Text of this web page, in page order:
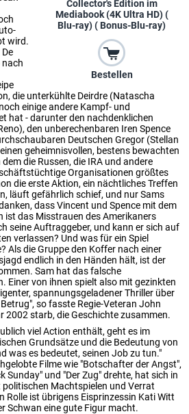
Collector's Edition im
Mediabook (4K Ultra HD) (
Blu-ray) ( Bonus-Blu-ray)
Bestellen
wird.
die unterkühlte Deirdre (Natascha
einige andere Kampf- und
hat - darunter den nachdenklichen
den unberechenbaren Iren Spence
Deutschen Gregor (Stellan
geheimnisvollen, bestens bewachten
die Russen, die IRA und andere
Organisationen größtes
die erste Aktion, ein nächtliches Treffen
läuft gefährlich schief, und nur Sams
dass Vincent und Spence mit dem
ist das Misstrauen des Amerikaners
seine Auftraggeber, und kann er sich auf
verlassen? Und was für ein Spiel
Als die Gruppe den Koffer nach einer
endlich in den Händen hält, ist der
Sam hat das falsche
Einer von ihnen spielt also mit gezinkten
spannungsgeladener Thriller über
so fasste Regie-Veteran John
2002 starb, die Geschichte zusammen.
viel Action enthält, geht es im
Grundsätze und die Bedeutung von
was es bedeutet, seinen Job zu tun."
Filme wie "Botschafter der Angst",
Sunday" und "Der Zug" drehte, hat sich in
Machtspielen und Verrat
Rolle ist übrigens Eisprinzessin Kati Witt
Schwan eine gute Figur macht.